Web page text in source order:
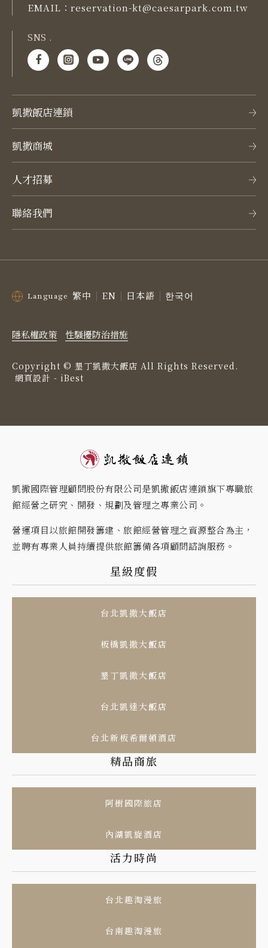
EMAIL： reservation-kt@caesarpark.com.tw
SNS .
凱撒飯店連鎖
凱撒商城
人才招募
聯絡我們
Language 繁中 EN 日本語 한국어
隱私權政策 性騷擾防治措施
Copyright © 墾丁凱撒大飯店 All Rights Reserved.
網頁設計 - iBest
凱撒國際管理顧問股份有限公司是凱撒飯店連鎖旗下專職旅
館經營之研究、開發、規劃及管理之專業公司。
營運項目以旅館開發籌建、旅館經營管理之資源整合為主，
並聘有專業人員持續提供旅館籌備各項顧問諮詢服務。
星級度假
台北凱撒大飯店
板橋凱撒大飯店
墾丁凱撒大飯店
台北凱達大飯店
台北新板希爾頓酒店
精品商旅
阿樹國際旅店
內湖凱旋酒店
活力時尚
台北趣淘漫旅
台南趣淘漫旅